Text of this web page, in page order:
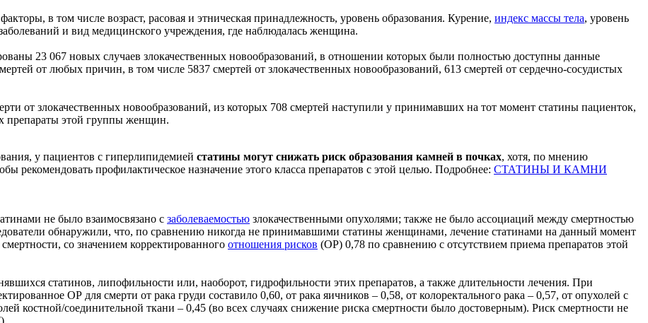
в том числе возраст, расовая и этническая принадлежность, уровень образования. Курение, индекс массы тела, уровень
и вид медицинского учреждения, где наблюдалась женщина.
23 067 новых случаев злокачественных новообразований, в отношении которых были полностью доступны данные
от любых причин, в том числе 5837 смертей от злокачественных новообразований, 613 смертей от сердечно-сосудистых
от злокачественных новообразований, из которых 708 смертей наступили у принимавших на тот момент статины пациенток,
препараты этой группы женщин.
у пациентов с гиперлипидемией статины могут снижать риск образования камней в почках, хотя, по мнению
рекомендовать профилактическое назначение этого класса препаратов с этой целью. Подробнее: СТАТИНЫ И КАМНИ
не было взаимосвязано с заболеваемостью злокачественными опухолями; также не было ассоциаций между смертностью
обнаружили, что, по сравнению никогда не принимавшими статины женщинами, лечение статинами на данный момент
со значением корректированного отношения рисков (ОР) 0,78 по сравнению с отсутствием приема препаратов этой
статинов, липофильности или, наоборот, гидрофильности этих препаратов, а также длительности лечения. При
ОР для смерти от рака груди составило 0,60, от рака яичников – 0,58, от колоректального рака – 0,57, от опухолей с
костной/соединительной ткани – 0,45 (во всех случаях снижение риска смертности было достоверным). Риск смертности не